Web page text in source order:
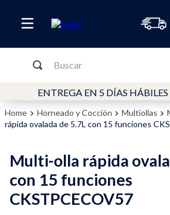
Buscar
ENTREGA EN 5 DÍAS
Horneado y Cocción Multiollas
rápida ovalada de 5.7L con 15 funciones
Multi-olla rápida
con 15 funciones
CKSTPCECOV57
TÉRMINOS MÁS BUSCADOS
2.
freidora
.
molinillo